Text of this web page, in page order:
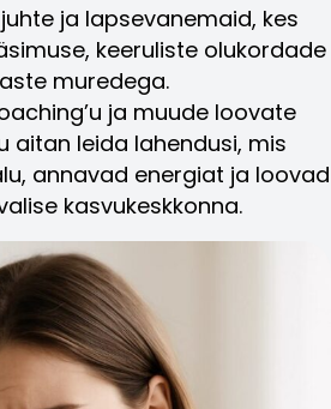
ja lapsevanemaid, kes
keeruliste olukordade
muredega.
ja muude loovate
aitan leida lahendusi, mis
annavad energiat ja loovad
kasvukeskkonna.